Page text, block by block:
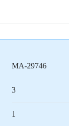
MA-29746
3
1